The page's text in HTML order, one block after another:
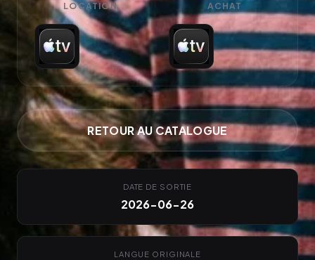
LOCATION ACHAT
RETOUR AU CATALOGUE
DATE DE SORTIE
2026-06-26
LANGUE ORIGINALE